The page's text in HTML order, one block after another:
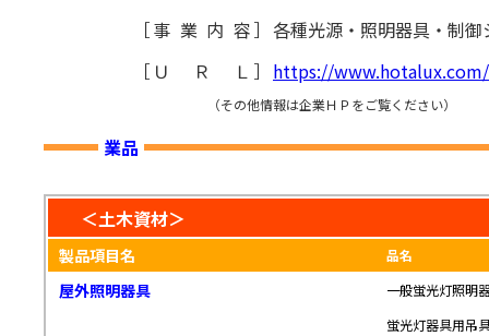
［事業内容］ 各種光源・照明器具・制
［ ＵＲＬ ］ https://www.hotalux.com/
（その他情報は企業ＨＰをご覧ください）
業品
＜土木資材＞
製品項目名 品名
屋外照明器具
一般蛍光灯照明
蛍光灯器具用吊